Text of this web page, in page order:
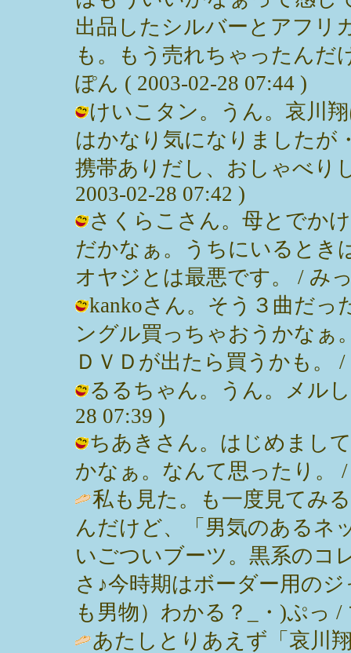
出品したシルバーとアフリ
も。もう売れちゃったんだ
ぽん ( 2003-02-28 07:44 )
けいこタン。うん。哀川
はかなり気になりましたが
携帯ありだし、おしゃべり
2003-02-28 07:42 )
さくらこさん。母とでか
だかなぁ。うちにいるとき
オヤジとは最悪です。 / み
kankoさん。そう３曲だ
ングル買っちゃおうかなぁ
ＤＶＤが出たら買うかも。
るるちゃん。うん。メル
28 07:39 )
ちあきさん。はじめまし
かなぁ。なんて思ったり。
私も見た。も一度見てみ
んだけど、「男気のあるネ
いごついブーツ。黒系のコ
さ♪今時期はボーダー用の
も男物）わかる？_・)ぷっ /
あたしとりあえず「哀川